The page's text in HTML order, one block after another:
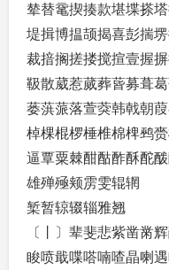
辇替鼋揳揍款堪堞搽
堤揖博揾颉揭喜彭揣
裁揞搁搓搂搅揎壹握
靸散葳惹蒇葬蒈募葺
蒌葓蒎落萱葖韩戟朝
棹棵棍椤棰椎棉椑鹀
逼覃粟棘酣酤酢酥酡
雄殚殛颊雳雯辊辋
椠暂辌辍辎雅翘
〔丨〕辈斐悲紫凿黹
睃喷戢喋嗒喃喳晶喇